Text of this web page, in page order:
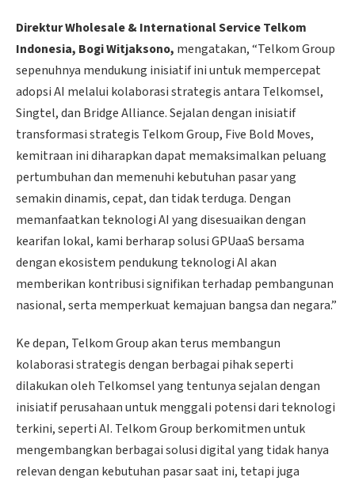
Direktur Wholesale & International Service Telkom
Indonesia, Bogi Witjaksono, mengatakan, “Telkom Group
sepenuhnya mendukung inisiatif ini untuk mempercepat
adopsi AI melalui kolaborasi strategis antara Telkomsel,
Singtel, dan Bridge Alliance. Sejalan dengan inisiatif
transformasi strategis Telkom Group, Five Bold Moves,
kemitraan ini diharapkan dapat memaksimalkan peluang
pertumbuhan dan memenuhi kebutuhan pasar yang
semakin dinamis, cepat, dan tidak terduga. Dengan
memanfaatkan teknologi AI yang disesuaikan dengan
kearifan lokal, kami berharap solusi GPUaaS bersama
dengan ekosistem pendukung teknologi AI akan
memberikan kontribusi signifikan terhadap pembangunan
nasional, serta memperkuat kemajuan bangsa dan negara.”
Ke depan, Telkom Group akan terus membangun
kolaborasi strategis dengan berbagai pihak seperti
dilakukan oleh Telkomsel yang tentunya sejalan dengan
inisiatif perusahaan untuk menggali potensi dari teknologi
terkini, seperti AI. Telkom Group berkomitmen untuk
mengembangkan berbagai solusi digital yang tidak hanya
relevan dengan kebutuhan pasar saat ini, tetapi juga